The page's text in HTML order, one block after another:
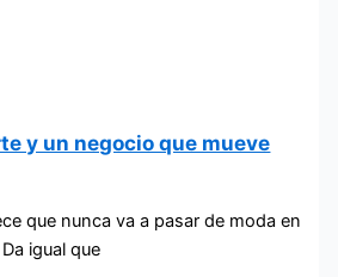
y un negocio que mueve
que nunca va a pasar de moda en
igual que